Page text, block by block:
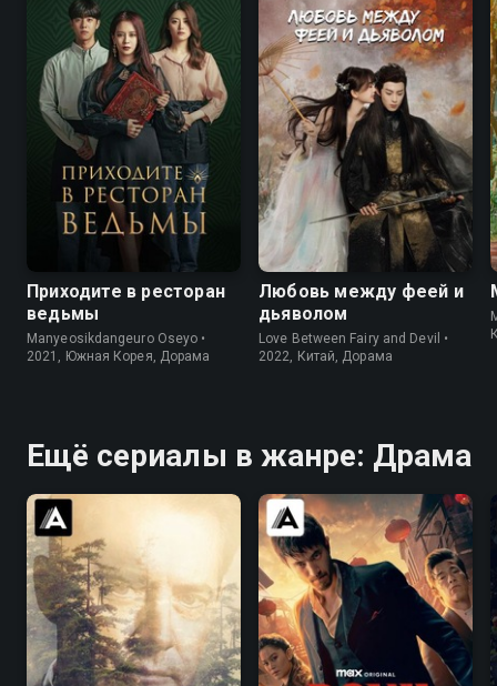
подобно летописи, в одночасье
переписать собственную
судьбу.
подобно летописи, в одночасье
переписать собственную
судьбу.
7.8 7.3
Приходите в ресторан
ведьмы
Manyeosikdangeuro Oseyo •
2021, Южная Корея, Дорама
8.6 8.4
Любовь между феей и
дьяволом
Love Between Fairy and Devil •
2022, Китай, Дорама
Ещё сериалы в жанре: Драма